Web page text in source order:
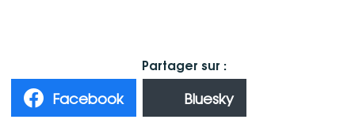
Facebook Bluesky